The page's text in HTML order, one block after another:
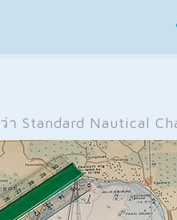
า Standard Nautical